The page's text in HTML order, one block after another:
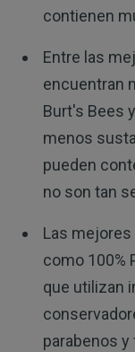
contienen
Entre las
encuentran
Burt's Bees
menos
pueden
no son tan
Las
como 100%
que utilizan
parabenos